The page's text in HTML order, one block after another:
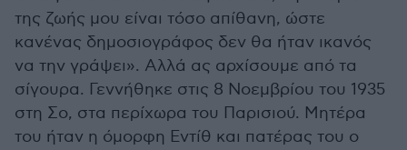
της ζωής μου είναι τόσο απίθανη, ώστε
κανένας δημοσιογράφος δεν θα ήταν ικανός
να την γράψει». Αλλά ας αρχίσουμε από τα
σίγουρα. Γεννήθηκε στις 8 Νοεμβρίου του 1935
στη Σο, στα περίχωρα του Παρισιού. Μητέρα
του ήταν η όμορφη Εντίθ και πατέρας του ο